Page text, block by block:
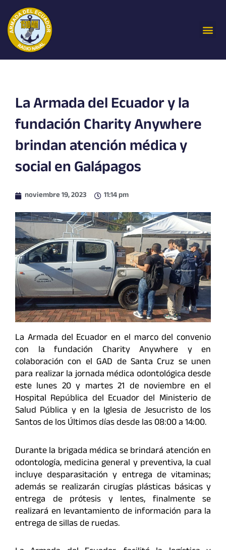
contenido
La Armada del Ecuador y la
fundación Charity Anywhere
brindan atención médica y
social en Galápagos
noviembre 19, 2023 11:14 pm
La Armada del Ecuador en el marco del convenio
con la fundación Charity Anywhere y en
colaboración con el GAD de Santa Cruz se unen
para realizar la jornada médica odontológica desde
este lunes 20 y martes 21 de noviembre en el
Hospital República del Ecuador del Ministerio de
Salud Pública y en la Iglesia de Jesucristo de los
Santos de los Últimos días desde las 08:00 a 14:00.
Durante la brigada médica se brindará atención en
odontología, medicina general y preventiva, la cual
incluye desparasitación y entrega de vitaminas;
además se realizarán cirugías plásticas básicas y
entrega de prótesis y lentes, finalmente se
realizará en levantamiento de información para la
entrega de sillas de ruedas.